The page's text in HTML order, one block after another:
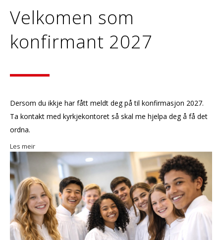
Velkomen som
konfirmant 2027
Dersom du ikkje har fått meldt deg på til konfirmasjon 2027.
Ta kontakt med kyrkjekontoret så skal me hjelpa deg å få det
ordna.
Les meir